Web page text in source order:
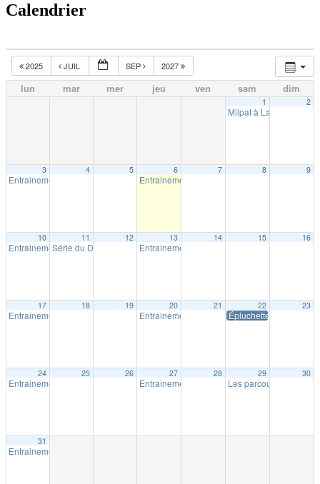
Calendrier
2025 JUIL SEP 2027
lun mar mer jeu ven sam dim
1
Milpat à La Tuque
2
3
Entrainement extérieur à Shawinigan18:30
4 5 6
Entrainement extérieur à Shawinigan
7 8 9
10
Entrainement extérieur à Shawinigan18:30
11
Série du Diable – Saison 19 – Course # 4
12 13
Entrainement extérieur à Shawinigan
14 15 16
17
Entrainement extérieur à Shawinigan18:30
18 19 20
Entrainement extérieur à Shawinigan
21 22
Épluchette Milpat
23
24
Entrainement extérieur à Shawinigan18:30
25 26 27
Entrainement extérieur à Shawinigan
28 29
Les parcours Milpat
30
31
Entrainement extérieur à Shawinigan